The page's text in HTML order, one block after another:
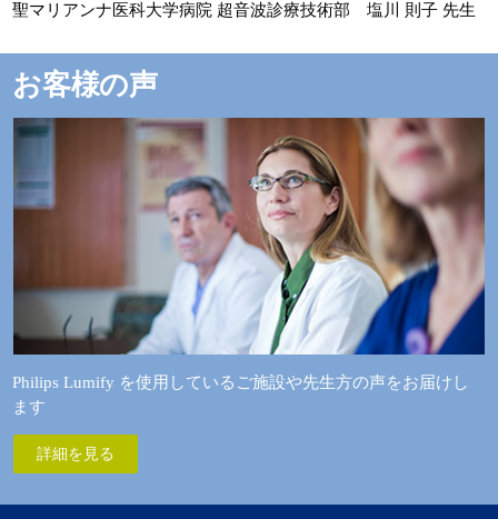
聖マリアンナ医科大学病院 超音波診療技術部 塩川 則子 先生
お客様の声
Philips Lumify を使用しているご施設や先生方の声をお届けし
ます
詳細を見る